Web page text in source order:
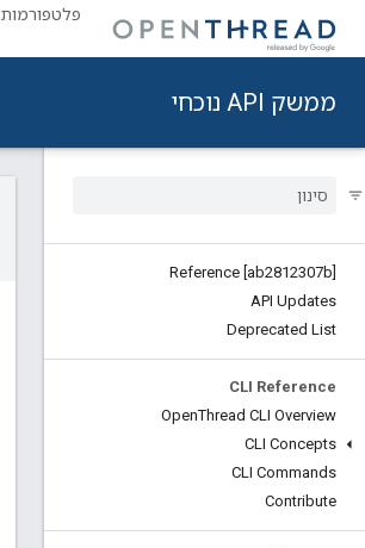
פלטפורמות
ממשק API נוכחי
Reference [ab2812307b]
API Updates
Deprecated List
CLI Reference
OpenThread CLI Overview
CLI Concepts
CLI Commands
Contribute